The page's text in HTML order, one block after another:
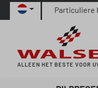
de hoofdinhoud
Ga naar de zoekopdracht
Ga naar de Particuliere
ALLEEN HET BESTE VOOR